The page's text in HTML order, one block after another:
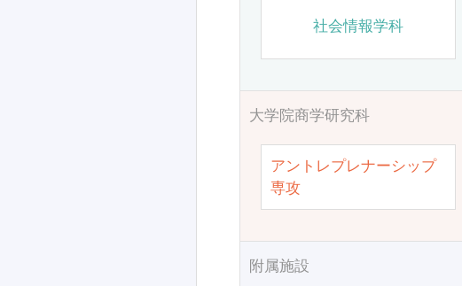
社会情報学科
大学院商学研究科
アントレプレナーシップ
専攻
附属施設